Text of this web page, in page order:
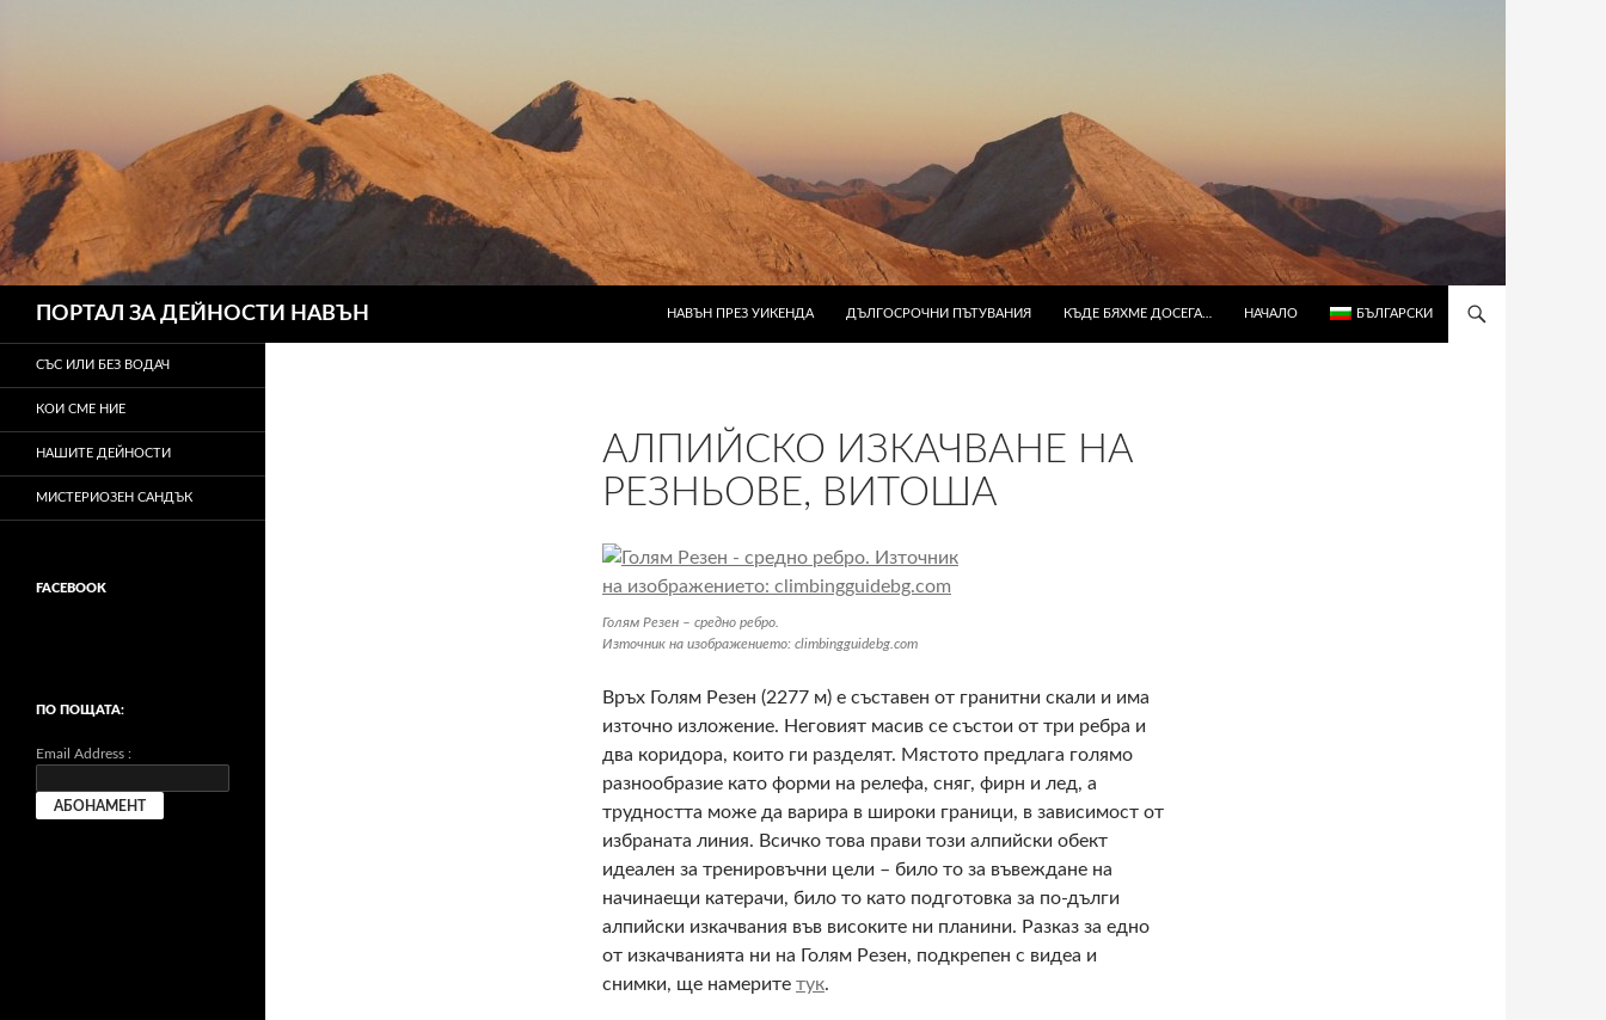
ПОРТАЛ ЗА ДЕЙНОСТИ НАВЪН
НАВЪН ПРЕЗ УИКЕНДА
ДЪЛГОСРОЧНИ ПЪТУВАНИЯ КЪДЕ БЯХМЕ ДОСЕГА… НАЧАЛО БЪЛГАРСКИ
АЛПИЙСКО ИЗКАЧВАНЕ НА
РЕЗНЬОВЕ, ВИТОША
Голям Резен – средно ребро.
Източник на изображението: climbingguidebg.com
Връх Голям Резен (2277 м) е съставен от гранитни скали и има
източно изложение. Неговият масив се състои от три ребра и
два коридора, които ги разделят. Мястото предлага голямо
разнообразие като форми на релефа, сняг, фирн и лед, а
трудността може да варира в широки граници, в зависимост от
избраната линия. Всичко това прави този алпийски обект
идеален за тренировъчни цели – било то за въвеждане на
начинаещи катерачи, било то като подготовка за по-дълги
алпийски изкачвания във високите ни планини. Разказ за едно
от изкачванията ни на Голям Резен, подкрепен с видеа и
снимки, ще намерите тук.
СЪС ИЛИ БЕЗ ВОДАЧ
КОИ СМЕ НИЕ
НАШИТЕ ДЕЙНОСТИ
МИСТЕРИОЗЕН САНДЪК
FACEBOOK
ПО ПОЩАТА:
Email Address :